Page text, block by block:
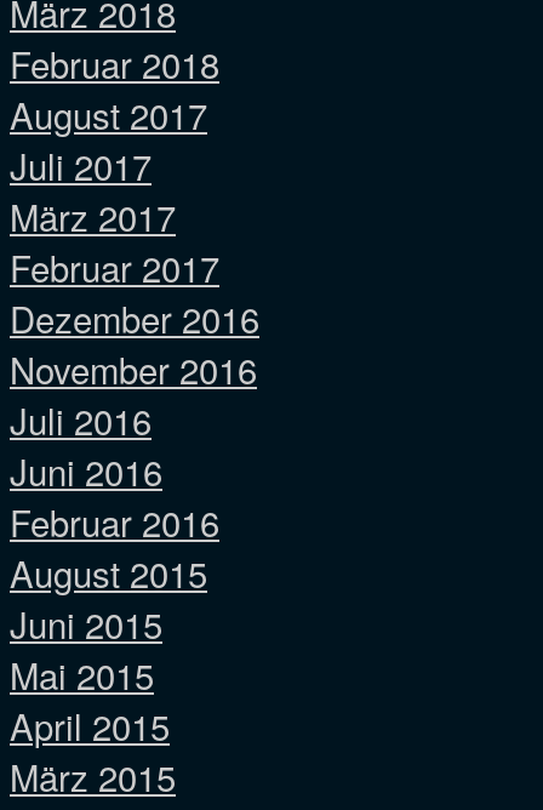
März 2018
Februar 2018
August 2017
Juli 2017
März 2017
Februar 2017
Dezember 2016
November 2016
Juli 2016
Juni 2016
Februar 2016
August 2015
Juni 2015
Mai 2015
April 2015
März 2015